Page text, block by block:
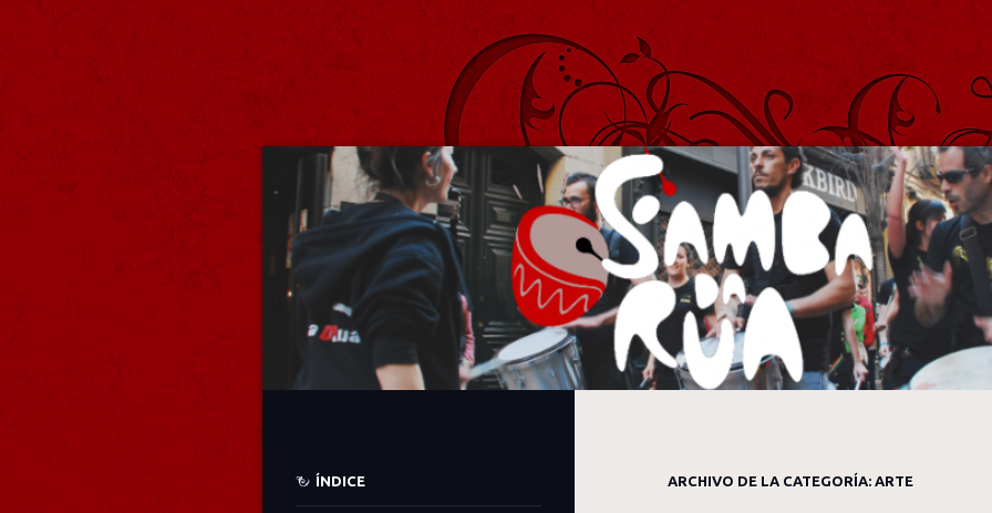
Samba Da Rua
Batucada de Samba Afro y Carioca de Madrid
ARCHIVO DE LA CATEGORÍA: ARTE
ÍNDICE